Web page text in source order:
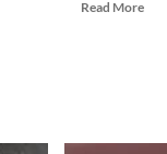
Read MoreRead